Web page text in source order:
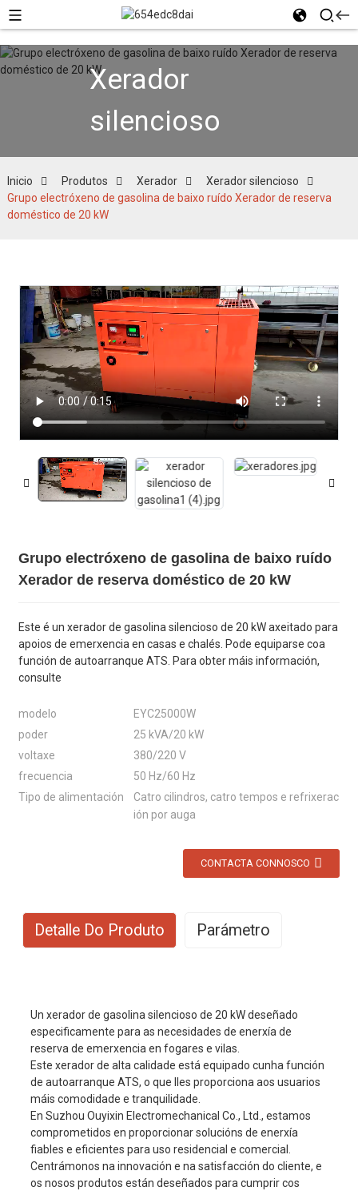
Xerador
silencioso
Inicio Produtos Xerador
Xerador silencioso
Grupo electróxeno de gasolina de baixo ruído Xerador de reserva
doméstico de 20 kW
Grupo electróxeno de gasolina de baixo ruído
Xerador de reserva doméstico de 20 kW
Este é un xerador de gasolina silencioso de 20 kW axeitado para
apoios de emerxencia en casas e chalés. Pode equiparse coa
función de autoarranque ATS. Para obter máis información,
consulte
modelo
EYC25000W
poder
25 kVA/20 kW
voltaxe
380/220 V
frecuencia
50 Hz/60 Hz
Tipo de alimentación
Catro cilindros, catro tempos e refrixerac
ión por auga
CONTACTA CONNOSCO
Detalle Do Produto Parámetro
Un xerador de gasolina silencioso de 20 kW deseñado
especificamente para as necesidades de enerxía de
reserva de emerxencia en fogares e vilas.
Este xerador de alta calidade está equipado cunha función
de autoarranque ATS, o que lles proporciona aos usuarios
máis comodidade e tranquilidade.
En Suzhou Ouyixin Electromechanical Co., Ltd., estamos
comprometidos en proporcionar solucións de enerxía
fiables e eficientes para uso residencial e comercial.
Centrámonos na innovación e na satisfacción do cliente, e
os nosos produtos están deseñados para cumprir cos
Modo de excitación
AVR
O poder principal
A enerxía de reserva
Tensión nominal
Amperios nominales
78A/26A
frecuencia
50 Hz
Nº de fase
Monofásico/Trifásico